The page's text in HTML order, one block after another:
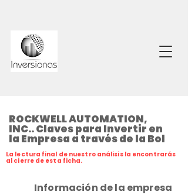
ROCKWELL AUTOMATION,
INC.. Claves para Invertir en
la Empresa a través de la Bol
La lectura final de nuestro análisis la encontrarás
al cierre de esta ficha.
Información de la empresa